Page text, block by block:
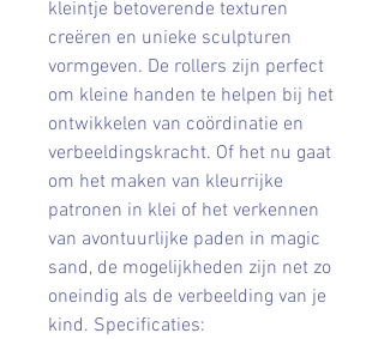
kleintje betoverende texturen
creëren en unieke sculpturen
vormgeven. De rollers zijn perfect
om kleine handen te helpen bij het
ontwikkelen van coördinatie en
verbeeldingskracht. Of het nu gaat
om het maken van kleurrijke
patronen in klei of het verkennen
van avontuurlijke paden in magic
sand, de mogelijkheden zijn net zo
oneindig als de verbeelding van je
kind. Specificaties: